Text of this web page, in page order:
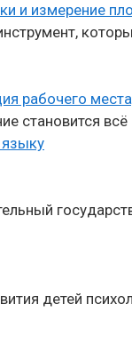
и измерение
рабочего
становится
детей